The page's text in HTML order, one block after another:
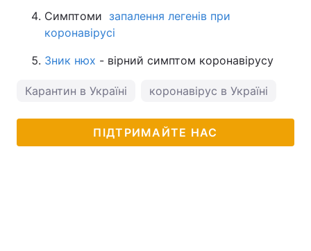
Симптоми запалення легенів при
коронавірусі
Зник нюх - вірний симптом коронавірусу
Карантин в Україні коронавірус в Україні
ПІДТРИМАЙТЕ НАС